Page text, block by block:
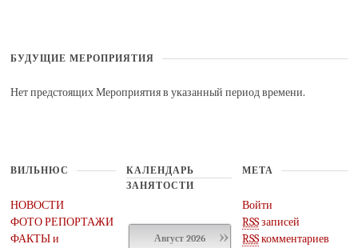
БУДУЩИЕ МЕРОПРИЯТИЯ
Нет предстоящих Мероприятия в указанный период времени.
ВИЛЬНЮС
НОВОСТИ
ФОТО РЕПОРТАЖИ
ФАКТЫ и
КАЛЕНДАРЬ
ЗАНЯТОСТИ
»
Август 2026
МЕТА
Войти
RSSзаписей
RSSкомментариев